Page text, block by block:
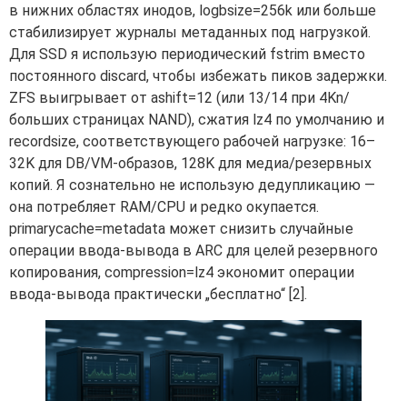
в нижних областях инодов, logbsize=256k или больше
стабилизирует журналы метаданных под нагрузкой.
Для SSD я использую периодический fstrim вместо
постоянного discard, чтобы избежать пиков задержки.
ZFS выигрывает от ashift=12 (или 13/14 при 4Kn/
больших страницах NAND), сжатия lz4 по умолчанию и
recordsize, соответствующего рабочей нагрузке: 16–
32K для DB/VM-образов, 128K для медиа/резервных
копий. Я сознательно не использую дедупликацию —
она потребляет RAM/CPU и редко окупается.
primarycache=metadata может снизить случайные
операции ввода-вывода в ARC для целей резервного
копирования, compression=lz4 экономит операции
ввода-вывода практически „бесплатно“ [2].